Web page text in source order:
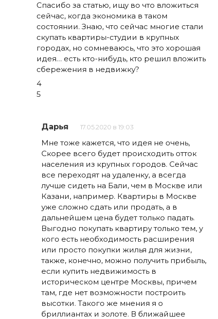
Спасибо за статью, ищу во что вложиться
сейчас, когда экономика в таком
состоянии. Знаю, что сейчас многие стали
скупать квартиры-студии в крупных
городах, но сомневаюсь, что это хорошая
идея… есть кто-нибудь, кто решил вложить
сбережения в недвижку?
4
5
Дарья 17.05.2020 в 19:03
Мне тоже кажется, что идея не очень,
Скорее всего будет происходить отток
населения из крупных городов. Сейчас
все переходят на удаленку, а всегда
лучше сидеть на Бали, чем в Москве или
Казани, например. Квартиры в Москве
уже сложно сдать или продать, а в
дальнейшем цена будет только падать.
Выгодно покупать квартиру только тем, у
кого есть необходимость расширения
или просто покупки жилья для жизни,
также, конечно, можно получить прибыль,
если купить недвижимость в
историческом центре Москвы, причем
там, где нет возможности построить
высотки. Такого же мнения я о
бриллиантах и золоте. В ближайшее